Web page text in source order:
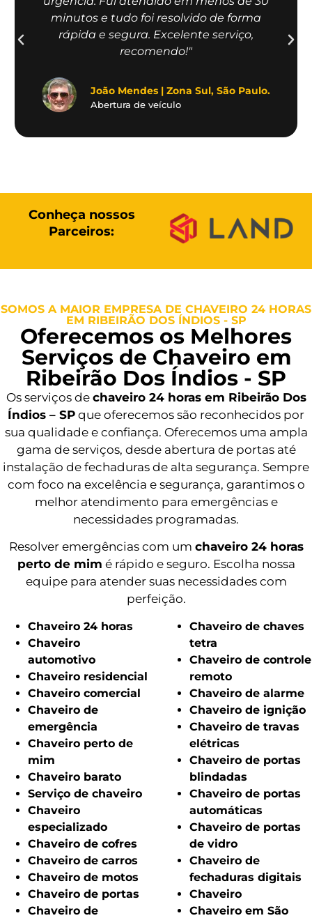
minutos e tudo foi resolvido de forma
rápida e segura. Excelente serviço,
recomendo!"
João Mendes | Zona Sul, São Paulo.
Abertura de veículo
Conheça nossos
Parceiros:
SOMOS A MAIOR EMPRESA DE CHAVEIRO 24 HORAS
EM RIBEIRÃO DOS ÍNDIOS - SP
Oferecemos os Melhores
Serviços de Chaveiro em
Ribeirão Dos Índios - SP
Os serviços de chaveiro 24 horas em Ribeirão Dos
Índios – SP que oferecemos são reconhecidos por
sua qualidade e confiança. Oferecemos uma ampla
gama de serviços, desde abertura de portas até
instalação de fechaduras de alta segurança. Sempre
com foco na excelência e segurança, garantimos o
melhor atendimento para emergências e
necessidades programadas.
Resolver emergências com um chaveiro 24 horas
perto de mim é rápido e seguro. Escolha nossa
equipe para atender suas necessidades com
perfeição.
Chaveiro 24 horas
Chaveiro
automotivo
Chaveiro residencial
Chaveiro comercial
Chaveiro de
emergência
Chaveiro perto de
mim
Chaveiro barato
Serviço de chaveiro
Chaveiro
especializado
Chaveiro de cofres
Chaveiro de carros
Chaveiro de motos
Chaveiro de portas
Chaveiro de
Chaveiro de chaves
tetra
Chaveiro de controle
remoto
Chaveiro de alarme
Chaveiro de ignição
Chaveiro de travas
elétricas
Chaveiro de portas
blindadas
Chaveiro de portas
automáticas
Chaveiro de portas
de vidro
Chaveiro de
fechaduras digitais
Chaveiro
Chaveiro em São